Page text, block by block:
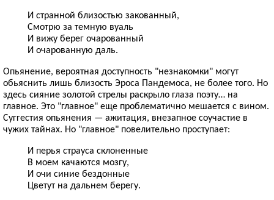
И странной близостью закованный,
Смотрю за темную вуаль
И вижу берег очарованный
И очарованную даль.
Опьянение, вероятная доступность "незнакомки" могут
обьяснить лишь близость Эроса Пандемоса, не более того. Но
здесь сияние золотой стрелы раскрыло глаза поэту… на
главное. Это "главное" еще проблематично мешается с вином.
Суггестия опьянения — ажитация, внезапное соучастие в
чужих тайнах. Но "главное" повелительно проступает:
И перья страуса склоненные
В моем качаются мозгу,
И очи синие бездонные
Цветут на дальнем берегу.